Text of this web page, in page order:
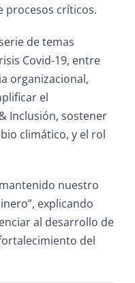
procesos críticos.
de temas
Covid-19, entre
organizacional,
el
Inclusión, sostener
climático, y el rol
nuestro
explicando
al desarrollo de
del